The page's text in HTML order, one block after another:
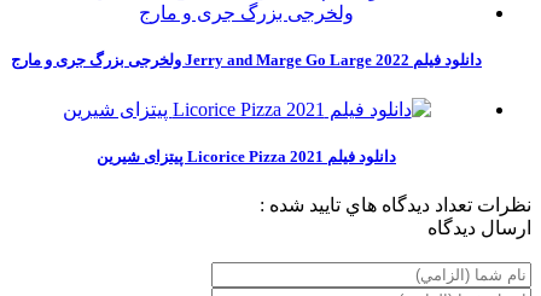
دانلود فیلم Jerry and Marge Go Large 2022 ولخرجی بزرگ جری و مارج
دانلود فیلم Licorice Pizza 2021 پیتزای شیرین
نظرات تعداد ديدگاه هاي تاييد شده :
ارسال ديدگاه